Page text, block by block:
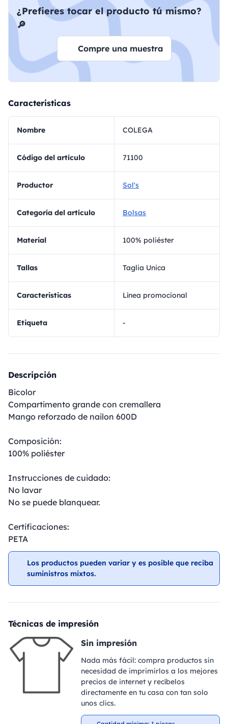
¿Prefieres tocar el producto tú mismo?
🔎
Compre una muestra
Caracteristicas
Nombre COLEGA
Código del artículo 71100
Productor Sol's
Categoría del artículo Bolsas
Material 100% poliéster
Tallas Taglia Unica
Caracteristicas Línea promocional
Etiqueta -
Descripción
Bicolor
Compartimento grande con cremallera
Mango reforzado de nailon 600D
Composición:
100% poliéster
Instrucciones de cuidado:
No lavar
No se puede blanquear.
Certificaciones:
PETA
Los productos pueden variar y es posible que reciba
suministros mixtos.
Técnicas de impresión
Sin impresión
Nada más fácil: compra productos sin
necesidad de imprimirlos a los mejores
precios de internet y recíbelos
directamente en tu casa con tan solo
unos clics.